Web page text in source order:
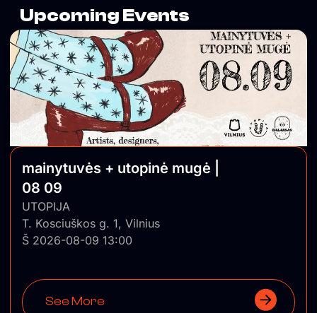
Upcoming Events
mainytuvės + utopinė mugė |
08 09
UTOPIJA
T. Kosciuškos g. 1, Vilnius
Š 2026-08-09 13:00
See More